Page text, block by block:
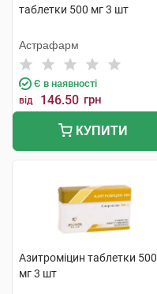
таблетки 500 мг 3 шт
Астрафарм
Є в наявності
від 146.50 грн
КУПИТИ
Азитроміцин таблетки 500
мг 3 шт